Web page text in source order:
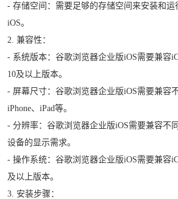
- 存储空间：需要足够的存储空间来安装和运
iOS。
2. 兼容性：
- 系统版本：谷歌浏览器企业版iOS需要兼容
10及以上版本。
- 屏幕尺寸：谷歌浏览器企业版iOS需要兼容
iPhone、iPad等。
- 分辨率：谷歌浏览器企业版iOS需要兼容不
设备的显示需求。
- 操作系统：谷歌浏览器企业版iOS需要兼容
及以上版本。
3. 安装步骤：